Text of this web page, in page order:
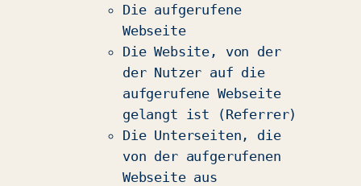
Die aufgerufene
Webseite
Die Website, von der
der Nutzer auf die
aufgerufene Webseite
gelangt ist (Referrer)
Die Unterseiten, die
von der aufgerufenen
Webseite aus